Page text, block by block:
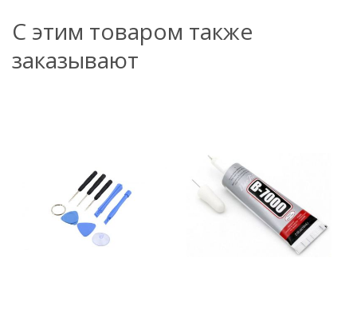
С этим товаром также
заказывают